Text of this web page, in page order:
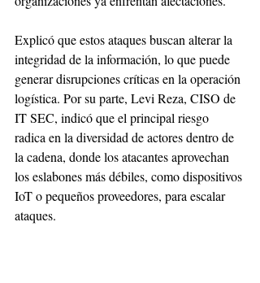
Explicó que estos ataques buscan alterar la
integridad de la información, lo que puede
generar disrupciones críticas en la operación
logística. Por su parte, Levi Reza, CISO de
IT SEC, indicó que el principal riesgo
radica en la diversidad de actores dentro de
la cadena, donde los atacantes aprovechan
los eslabones más débiles, como dispositivos
IoT o pequeños proveedores, para escalar
ataques.